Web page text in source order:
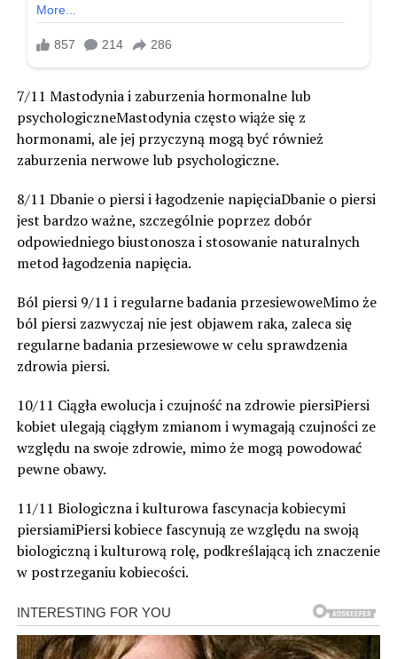
7/11 Mastodynia i zaburzenia hormonalne lub
psychologiczneMastodynia często wiąże się z
hormonami, ale jej przyczyną mogą być również
zaburzenia nerwowe lub psychologiczne.
8/11 Dbanie o piersi i łagodzenie napięciaDbanie o piersi
jest bardzo ważne, szczególnie poprzez dobór
odpowiedniego biustonosza i stosowanie naturalnych
metod łagodzenia napięcia.
Ból piersi 9/11 i regularne badania przesiewoweMimo że
ból piersi zazwyczaj nie jest objawem raka, zaleca się
regularne badania przesiewowe w celu sprawdzenia
zdrowia piersi.
10/11 Ciągła ewolucja i czujność na zdrowie piersiPiersi
kobiet ulegają ciągłym zmianom i wymagają czujności ze
względu na swoje zdrowie, mimo że mogą powodować
pewne obawy.
11/11 Biologiczna i kulturowa fascynacja kobiecymi
piersiamiPiersi kobiece fascynują ze względu na swoją
biologiczną i kulturową rolę, podkreślającą ich znaczenie
w postrzeganiu kobiecości.